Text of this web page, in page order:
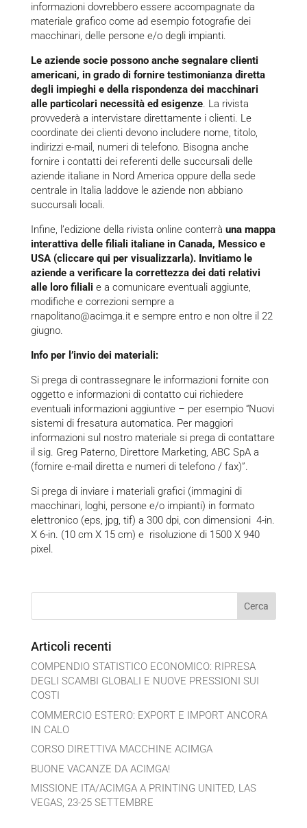
informazioni dovrebbero essere accompagnate da
materiale grafico come ad esempio fotografie dei
macchinari, delle persone e/o degli impianti.
Le aziende socie possono anche segnalare clienti
americani, in grado di fornire testimonianza diretta
degli impieghi e della rispondenza dei macchinari
alle particolari necessità ed esigenze. La rivista
provvederà a intervistare direttamente i clienti. Le
coordinate dei clienti devono includere nome, titolo,
indirizzi e-mail, numeri di telefono. Bisogna anche
fornire i contatti dei referenti delle succursali delle
aziende italiane in Nord America oppure della sede
centrale in Italia laddove le aziende non abbiano
succursali locali.
Infine, l’edizione della rivista online conterrà una mappa
interattiva delle filiali italiane in Canada, Messico e
USA (cliccare qui per visualizzarla). Invitiamo le
aziende a verificare la correttezza dei dati relativi
alle loro filiali e a comunicare eventuali aggiunte,
modifiche e correzioni sempre a
rnapolitano@acimga.ite sempre entro e non oltre il 22
giugno.
Info per l’invio dei materiali:
Si prega di contrassegnare le informazioni fornite con
oggetto e informazioni di contatto cui richiedere
eventuali informazioni aggiuntive – per esempio “Nuovi
sistemi di fresatura automatica. Per maggiori
informazioni sul nostro materiale si prega di contattare
il sig. Greg Paterno, Direttore Marketing, ABC SpA a
(fornire e-mail diretta e numeri di telefono / fax)”.
Si prega di inviare i materiali grafici (immagini di
macchinari, loghi, persone e/o impianti) in formato
elettronico (eps, jpg, tif) a 300 dpi, con dimensioni 4-in.
X 6-in. (10 cm X 15 cm) e risoluzione di 1500 X 940
pixel.
Articoli recenti
COMPENDIO STATISTICO ECONOMICO: RIPRESA
DEGLI SCAMBI GLOBALI E NUOVE PRESSIONI SUI
COSTI
COMMERCIO ESTERO: EXPORT E IMPORT ANCORA
IN CALO
CORSO DIRETTIVA MACCHINE ACIMGA
BUONE VACANZE DA ACIMGA!
MISSIONE ITA/ACIMGA A PRINTING UNITED, LAS
VEGAS, 23-25 SETTEMBRE